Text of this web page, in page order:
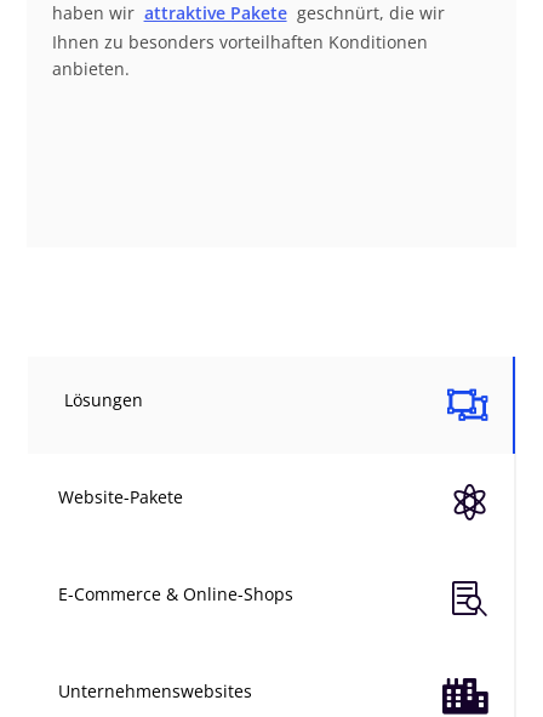
haben wir attraktive Pakete geschnürt, die wir
Ihnen zu besonders vorteilhaften Konditionen
anbieten.

Lösungen

Website-Pakete

E-Commerce & Online-Shops

Unternehmenswebsites